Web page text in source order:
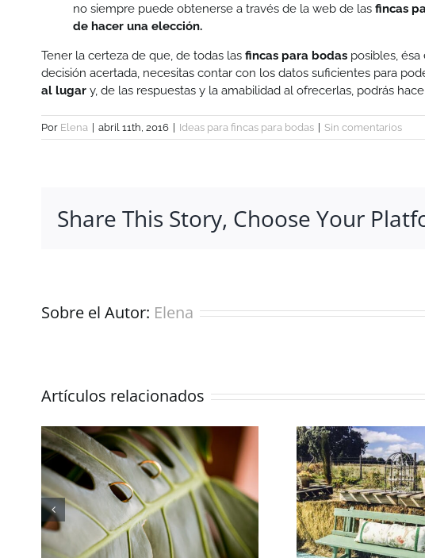
no siempre puede obtenerse a través de la web de las fincas
de hacer una elección.
Tener la certeza de que, de todas las fincas para bodas posibles,
decisión acertada, necesitas contar con los datos suficientes para
al lugar y, de las respuestas y la amabilidad al ofrecerlas, podrás
Por Elena abril 11th, 2016 Ideas para fincas para bodas Sin comentarios
Share This Story, Choose Your
Sobre el Autor: Elena
Artículos relacionados
Boda de verano:
5 consejos para